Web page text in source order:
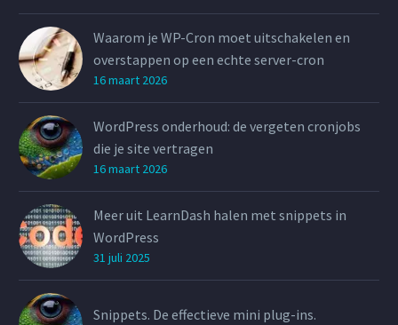
Waarom je WP-Cron moet uitschakelen en
overstappen op een echte server-cron
16 maart 2026
WordPress onderhoud: de vergeten cronjobs
die je site vertragen
16 maart 2026
Meer uit LearnDash halen met snippets in
WordPress
31 juli 2025
Snippets. De effectieve mini plug-ins.